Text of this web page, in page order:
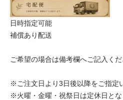
日時指定可能
補償あり配送
ご希望の場合は備考欄へご記入くだ
※ご注文日より3日後以降をご指定
※火曜・金曜・祝祭日は定休日とな